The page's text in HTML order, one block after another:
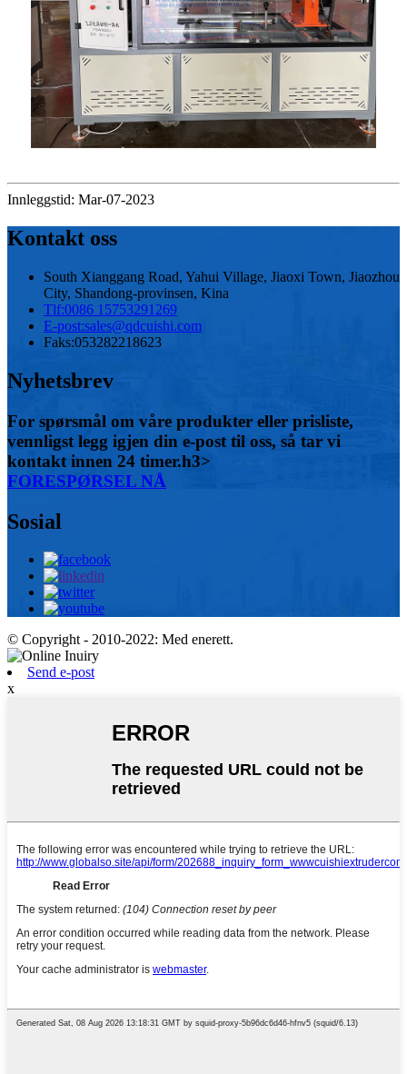
Innleggstid: Mar-07-2023
Kontakt oss
South Xianggang Road, Yahui Village, Jiaoxi Town, Jiaozhou
City, Shandong-provinsen, Kina
Tlf:0086 15753291269
E-post:sales@qdcuishi.com
Faks:053282218623
Nyhetsbrev
For spørsmål om våre produkter eller prisliste,
vennligst legg igjen din e-post til oss, så tar vi
kontakt innen 24 timer.h3>
FORESPØRSEL NÅ
Sosial
© Copyright - 2010-2022: Med enerett.
Send e-post
x